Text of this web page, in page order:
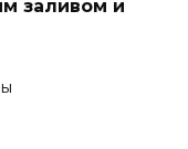
заливом и